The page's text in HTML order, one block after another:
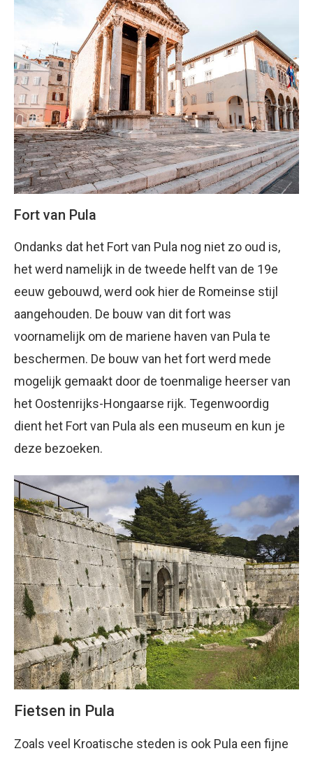
Fort van Pula
Ondanks dat het Fort van Pula nog niet zo oud is,
het werd namelijk in de tweede helft van de 19e
eeuw gebouwd, werd ook hier de Romeinse stijl
aangehouden. De bouw van dit fort was
voornamelijk om de mariene haven van Pula te
beschermen. De bouw van het fort werd mede
mogelijk gemaakt door de toenmalige heerser van
het Oostenrijks-Hongaarse rijk. Tegenwoordig
dient het Fort van Pula als een museum en kun je
deze bezoeken.
Fietsen in Pula
Zoals veel Kroatische steden is ook Pula een fijne